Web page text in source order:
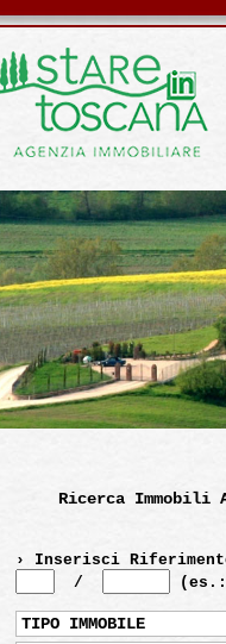
Ricerca Immobili
› Inserisci
/
TIPO IMMOBILE